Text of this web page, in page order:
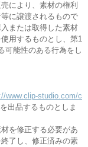
により、素材の権利
に譲渡されるもので
または取得した素材
用するものとし、第1
可能性のある行為をし
www.clip-studio.com/c
出品するものとしま
を修正する必要があ
了し、修正済みの素